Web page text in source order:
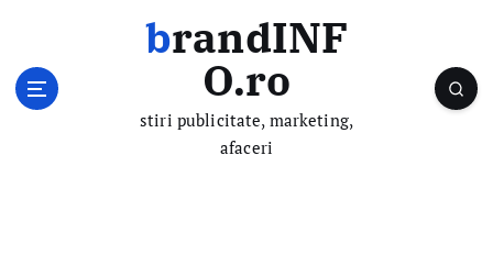
brandINF
O.ro
stiri publicitate, marketing,
afaceri